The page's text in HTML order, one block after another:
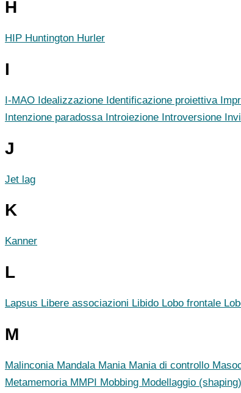
H
HIP Huntington Hurler
I
I-MAO Idealizzazione Identificazione proiettiva
Intenzione paradossa Introiezione Introversione
J
Jet lag
K
Kanner
L
Lapsus Libere associazioni Libido Lobo frontale
M
Malinconia Mandala Mania Mania di controllo
Metamemoria MMPI Mobbing Modellaggio (shaping)